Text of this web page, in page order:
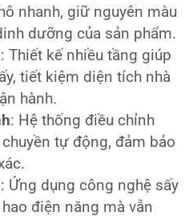
nhanh, giữ nguyên màu
dưỡng của sản phẩm.
: Thiết kế nhiều tầng giúp
tiết kiệm diện tích nhà
hành.
: Hệ thống điều chỉnh
tự động, đảm bảo
: Ứng dụng công nghệ sấy
điện năng mà vẫn